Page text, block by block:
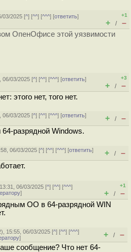
03/2025 [^] [^^] [^^^] [ответить]
+1
+ / –
ОпенОфисе этой уязвимости
06/03/2025 [^] [^^] [^^^] [ответить]
+3
+ / –
этого нет, того нет.
06/03/2025 [^] [^^] [^^^] [ответить]
+ / –
разрядной Windows.
06/03/2025 [^] [^^] [^^^] [ответить]
+ / –
06/03/2025 [^] [^^] [^^^]
]
+1
+ / –
OO в 64-разрядной WIN
), 15:55, 06/03/2025 [^] [^^] [^^^]
] + / –
сообщение? Что нет 64-